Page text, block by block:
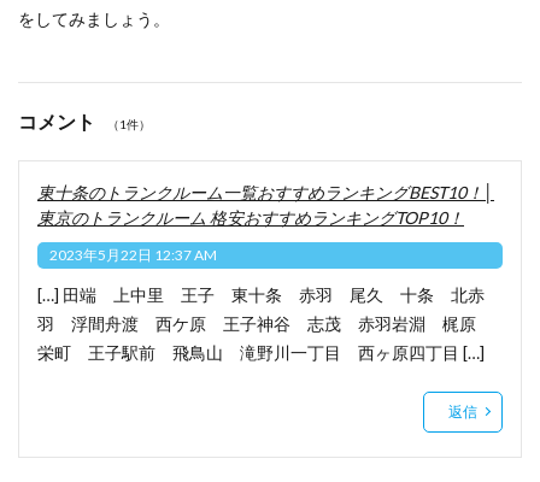
をしてみましょう。
コメント （1件）
東十条のトランクルーム一覧おすすめランキングBEST10！│
東京のトランクルーム 格安おすすめランキングTOP10！
2023年5月22日 12:37 AM
[…] 田端 上中里 王子 東十条 赤羽 尾久 十条 北赤
羽 浮間舟渡 西ケ原 王子神谷 志茂 赤羽岩淵 梶原
栄町 王子駅前 飛鳥山 滝野川一丁目 西ヶ原四丁目 […]
返信